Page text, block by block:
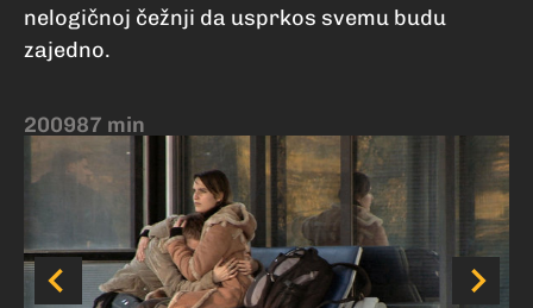
nelogičnoj čežnji da usprkos svemu budu
zajedno.
200987 min